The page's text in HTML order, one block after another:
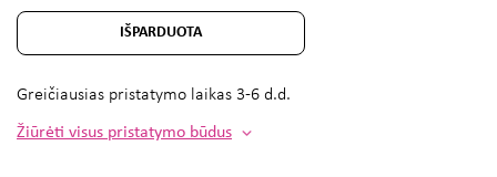
IŠPARDUOTA
Greičiausias pristatymo laikas 3-6 d.d.
Žiūrėti visus pristatymo būdus